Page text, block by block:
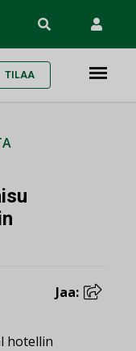
TILAA
Jaa:
hotellin